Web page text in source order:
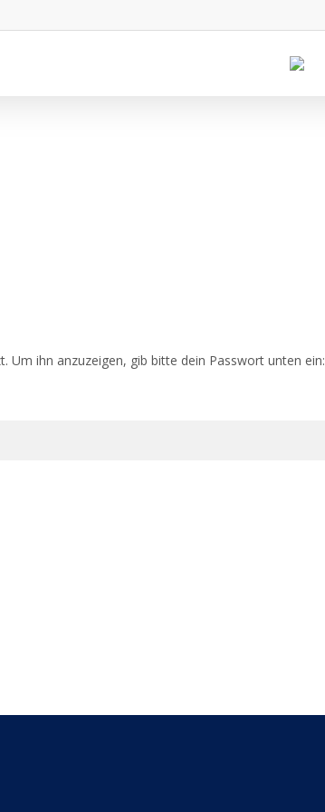
Um ihn anzuzeigen, gib bitte dein Passwort unten ein: